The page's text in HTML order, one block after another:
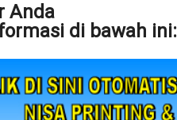
Anda
di bawah ini: